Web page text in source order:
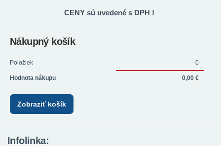
CENY sú uvedené s DPH !
Nákupný košík
Položiek 0
Hodnota nákupu 0,00 €
Zobraziť košík
Infolinka: